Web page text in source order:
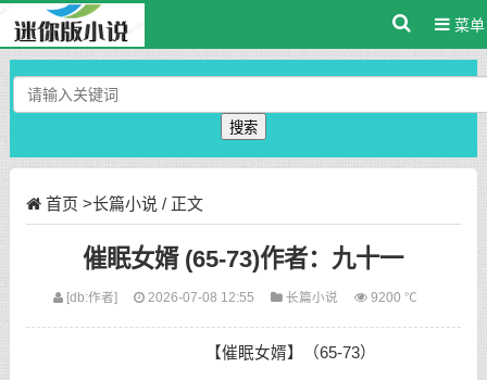
菜单
搜索
首页 >长篇小说 / 正文
催眠女婿 (65-73)作者：九十一
[db:作者] 2026-07-08 12:55 长篇小说 9200 ℃
【催眠女婿】（65-73）